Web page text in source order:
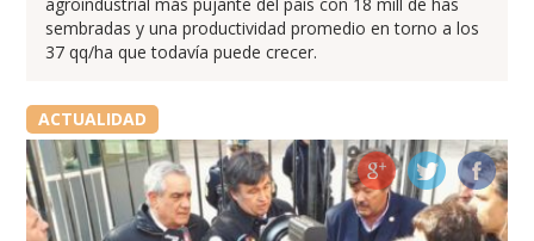
sembradas y una productividad promedio en torno a los
37 qq/ha que todavía puede crecer.
ACTUALIDAD